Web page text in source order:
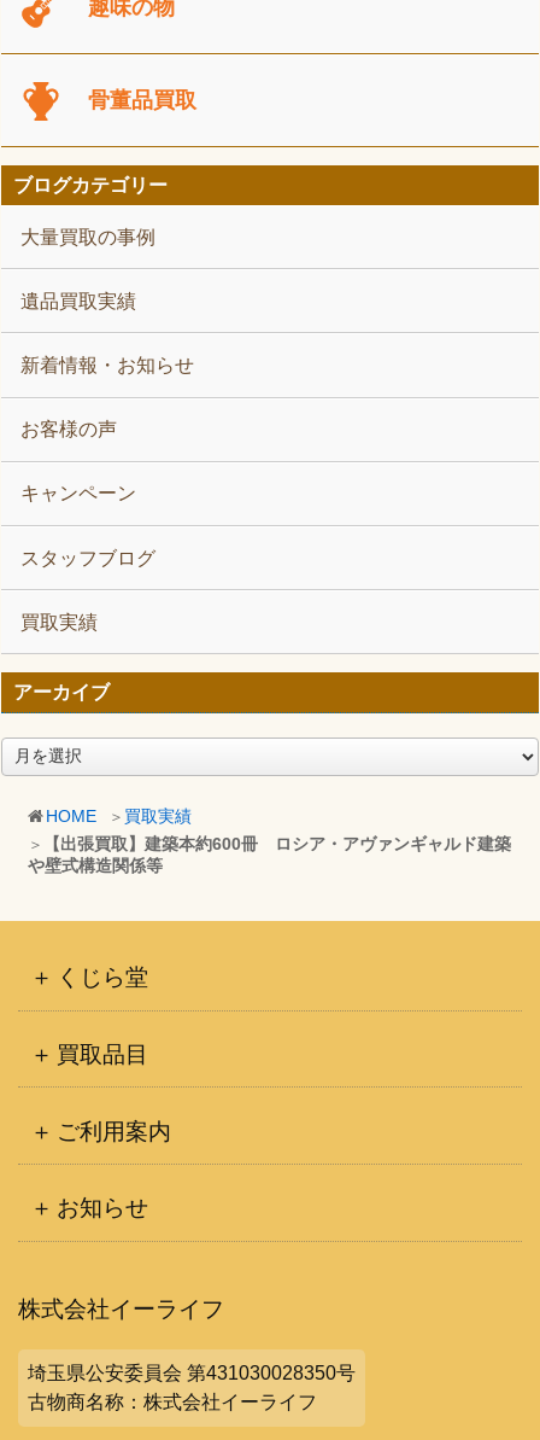
HOME
買取実績
【出張買取】建築本約600冊 ロシア・アヴァンギャルド建築
や壁式構造関係等
趣味の物
骨董品買取
ブログカテゴリー
大量買取の事例
遺品買取実績
新着情報・お知らせ
お客様の声
キャンペーン
スタッフブログ
買取実績
アーカイブ
ア
ー
くじら堂
買取品目
ご利用案内
お知らせ
株式会社イーライフ
埼玉県公安委員会 第431030028350号
古物商名称：株式会社イーライフ